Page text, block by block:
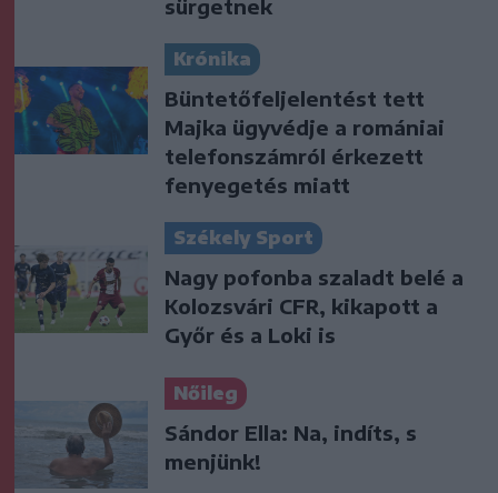
sürgetnek
Krónika
Büntetőfeljelentést tett
Majka ügyvédje a romániai
telefonszámról érkezett
fenyegetés miatt
Székely Sport
Nagy pofonba szaladt belé a
Kolozsvári CFR, kikapott a
Győr és a Loki is
Nőileg
Sándor Ella: Na, indíts, s
menjünk!